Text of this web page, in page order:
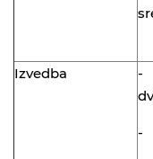
Izvedba
-
-